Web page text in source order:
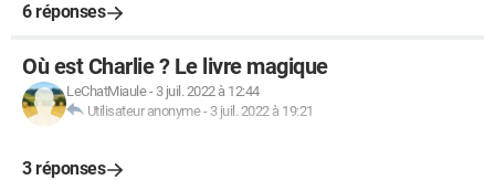
6 réponses
Où est Charlie ? Le livre magique
LeChatMiaule- 3 juil. 2022 à 12:44
Utilisateur anonyme- 3 juil. 2022 à 19:21
3 réponses